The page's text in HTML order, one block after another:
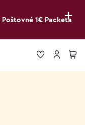
+
Poštovné 1€ Packeta